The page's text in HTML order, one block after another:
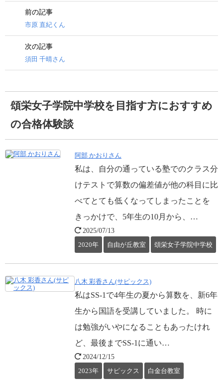
前の記事
市原 直紀くん
次の記事
須田 千晴さん
頌栄女子学院中学校を目指す方におすすめ
の合格体験談
阿部 かおりさん
私は、自分の通っている塾でのクラス分
けテストで算数の偏差値が他の科目に比
べてとても低くなってしまったことを
きっかけで、5年生の10月から、…
2025/07/13
2020年
自由が丘教室 頌栄女子学院中学校
八木 彩香さん(サピックス)
私はSS-1で4年生の夏から算数を、新6年
生から国語を受講していました。 時に
は勉強がいやになることもあったけれ
ど、最後までSS-1に通い…
2024/12/15
2023年
サピックス 白金台教室